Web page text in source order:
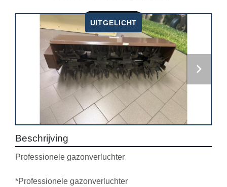
UITGELICHT
Beschrijving
Professionele gazonverluchter
*Professionele gazonverluchter